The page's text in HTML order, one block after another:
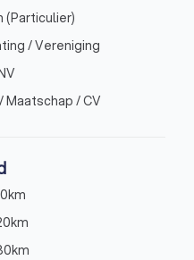
(Particulier)
/ Vereniging
Maatschap / CV